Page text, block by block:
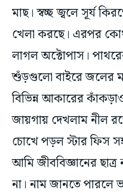
খেলা করছে। এরপর
লাগল অক্টোপাস।
শুঁড়গুলো বাইরে জলের
বিভিন্ন আকারের
জায়গায় দেখলাম নীল
চোখে পড়ল স্টার ফিস সহ
আমি জীববিজ্ঞানের
না। নাম জানতে পারলে
সৌন্দর্য উপভোগ করার